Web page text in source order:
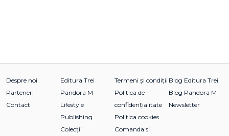
Despre noi
Parteneri
Contact
Editura Trei
Pandora M
Lifestyle
Publishing
Colecții
Termeni și condiții
Politica de
confidențialitate
Politica cookies
Comanda si
Blog Editura Trei
Blog Pandora M
Newsletter